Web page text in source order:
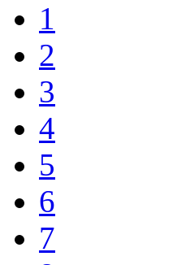
1
2
3
4
5
6
7